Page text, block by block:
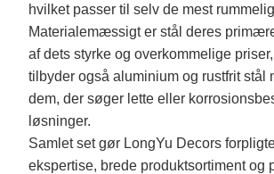
hvilket passer til selv de mest
Materialemæssigt er stål deres
af dets styrke og overkommelige
tilbyder også aluminium og rustfrit stål
dem, der søger lette eller
løsninger.
Samlet set gør LongYu Decors
ekspertise, brede produktsortiment og